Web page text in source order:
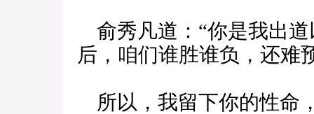
俞秀凡道：“你是我出
后，咱们谁胜谁负，还难
所以，我留下你的性命